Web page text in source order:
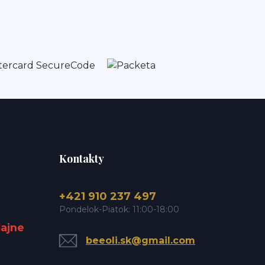
Kontakty
+421 910 237 497
Pondelok-Piatok: 11:00-18:00
beeoli.sk@gmail.com